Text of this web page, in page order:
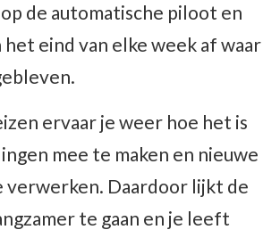
de automatische piloot en
het eind van elke week af waar
ervaar je weer hoe het is
mee te maken en nieuwe
verwerken. Daardoor lijkt de
te gaan en je leeft